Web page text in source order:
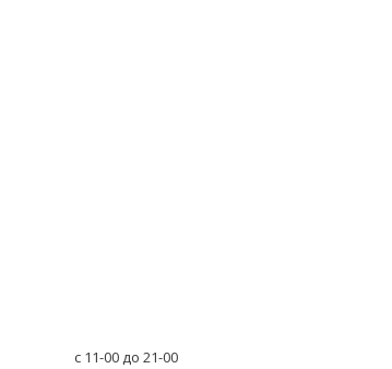
с 11-00 до 21-00